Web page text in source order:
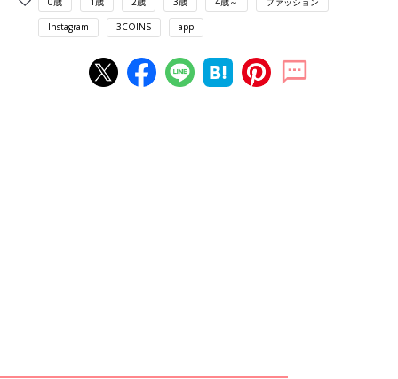
Instagram 3COINS app